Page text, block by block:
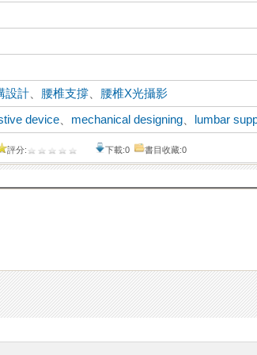
設計 腰椎支撐
腰椎X光攝影
device mechanical designing lumbar
評分: 下載:0 書目收藏:0